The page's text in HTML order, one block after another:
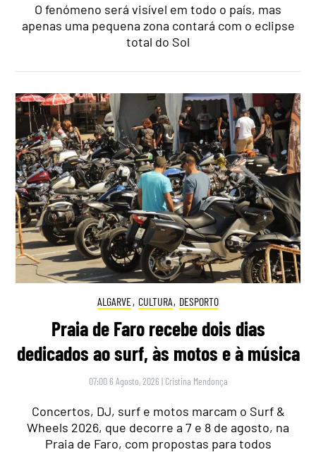
O fenómeno será visível em todo o país, mas
apenas uma pequena zona contará com o eclipse
total do Sol
ALGARVE, CULTURA, DESPORTO
Praia de Faro recebe dois dias
dedicados ao surf, às motos e à música
07:00 6 Agosto, 2026 | Cristina Mendonça
Concertos, DJ, surf e motos marcam o Surf &
Wheels 2026, que decorre a 7 e 8 de agosto, na
Praia de Faro, com propostas para todos